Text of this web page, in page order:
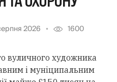
2026 1600
вуличного художника
і муніципальним